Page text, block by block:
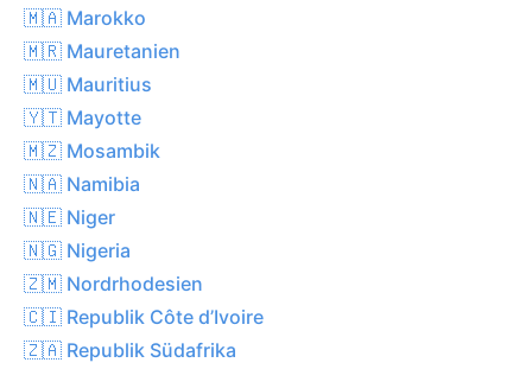
🇲🇦 Marokko
🇲🇷 Mauretanien
🇲🇺 Mauritius
🇾🇹 Mayotte
🇲🇿 Mosambik
🇳🇦 Namibia
🇳🇪 Niger
🇳🇬 Nigeria
🇿🇲 Nordrhodesien
🇨🇮 Republik Côte d’Ivoire
🇿🇦 Republik Südafrika